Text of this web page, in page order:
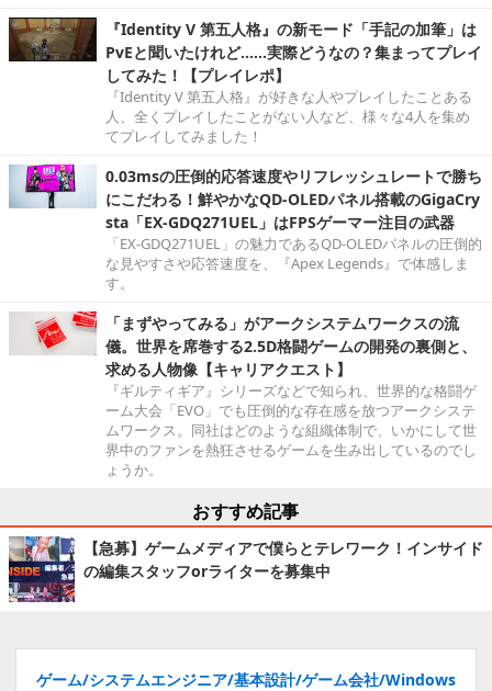
『Identity V 第五人格』の新モード「手記の加筆」は
PvEと聞いたけれど……実際どうなの？集まってプレイ
してみた！【プレイレポ】
『Identity V 第五人格』が好きな人やプレイしたことある
人、全くプレイしたことがない人など、様々な4人を集め
てプレイしてみました！
0.03msの圧倒的応答速度やリフレッシュレートで勝ち
にこだわる！鮮やかなQD-OLEDパネル搭載のGigaCry
sta「EX-GDQ271UEL」はFPSゲーマー注目の武器
「EX-GDQ271UEL」の魅力であるQD-OLEDパネルの圧倒的
な見やすさや応答速度を、『Apex Legends』で体感しま
す。
「まずやってみる」がアークシステムワークスの流
儀。世界を席巻する2.5D格闘ゲームの開発の裏側と、
求める人物像【キャリアクエスト】
『ギルティギア』シリーズなどで知られ、世界的な格闘ゲ
ーム大会「EVO」でも圧倒的な存在感を放つアークシステ
ムワークス。同社はどのような組織体制で、いかにして世
界中のファンを熱狂させるゲームを生み出しているのでし
ょうか。
おすすめ記事
【急募】ゲームメディアで僕らとテレワーク！インサイド
の編集スタッフorライターを募集中
ゲーム/システムエンジニア/基本設計/ゲーム会社/Windows